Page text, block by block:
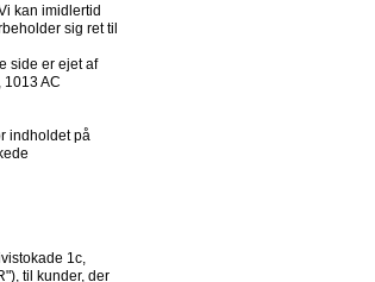
kan imidlertid
sig ret til
1013 AC
indholdet på
1c,
til kunder, der